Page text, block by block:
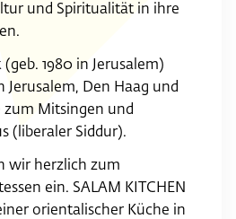
und Spiritualität in ihre
1980 in Jerusalem)
Jerusalem, Den Haag und
zum Mitsingen und
(liberaler Siddur).
wir herzlich zum
ein. SALAM KITCHEN
orientalischer Küche in